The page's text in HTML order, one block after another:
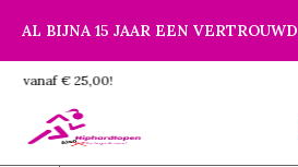
AL BIJNA 15 JAAR EEN
GRATIS verzending vanaf € 25,00!